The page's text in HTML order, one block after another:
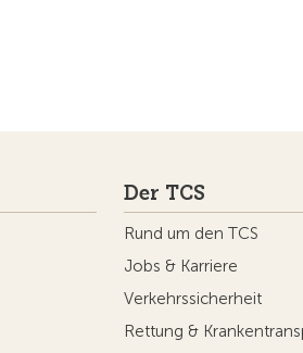
Der TCS
Rund um den TCS
Jobs & Karriere
Verkehrssicherheit
Rettung &